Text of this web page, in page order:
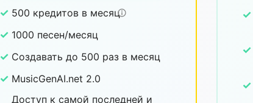
✓ 500 кредитов в месяц
✓ 1000 песен/месяц
✓ Создавать до 500 раз в месяц
✓ MusicGenAI.net 2.0
Доступ к самой последней и
✓
✓
✓